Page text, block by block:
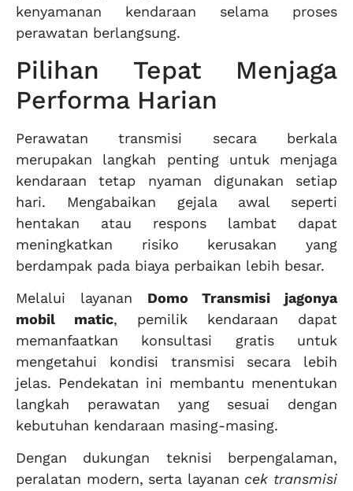
kenyamanan kendaraan selama proses
perawatan berlangsung.
Pilihan Tepat Menjaga
Performa Harian
Perawatan transmisi secara berkala
merupakan langkah penting untuk menjaga
kendaraan tetap nyaman digunakan setiap
hari. Mengabaikan gejala awal seperti
hentakan atau respons lambat dapat
meningkatkan risiko kerusakan yang
berdampak pada biaya perbaikan lebih besar.
Melalui layanan Domo Transmisi jagonya
mobil matic, pemilik kendaraan dapat
memanfaatkan konsultasi gratis untuk
mengetahui kondisi transmisi secara lebih
jelas. Pendekatan ini membantu menentukan
langkah perawatan yang sesuai dengan
kebutuhan kendaraan masing-masing.
Dengan dukungan teknisi berpengalaman,
peralatan modern, serta layanan cek transmisi